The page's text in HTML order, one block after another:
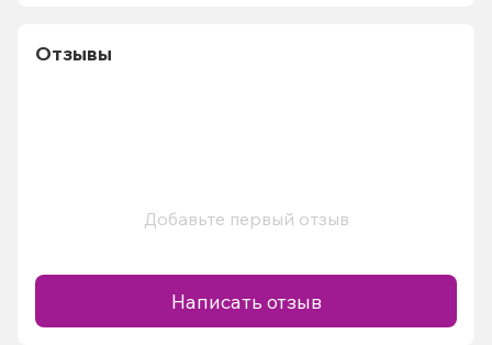
Отзывы
Добавьте первый отзыв
Написать отзыв